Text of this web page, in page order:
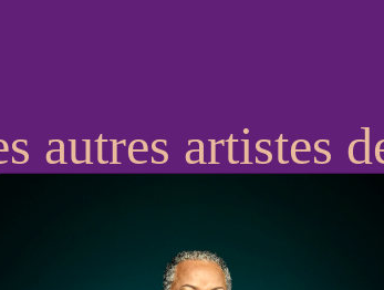
autres artistes